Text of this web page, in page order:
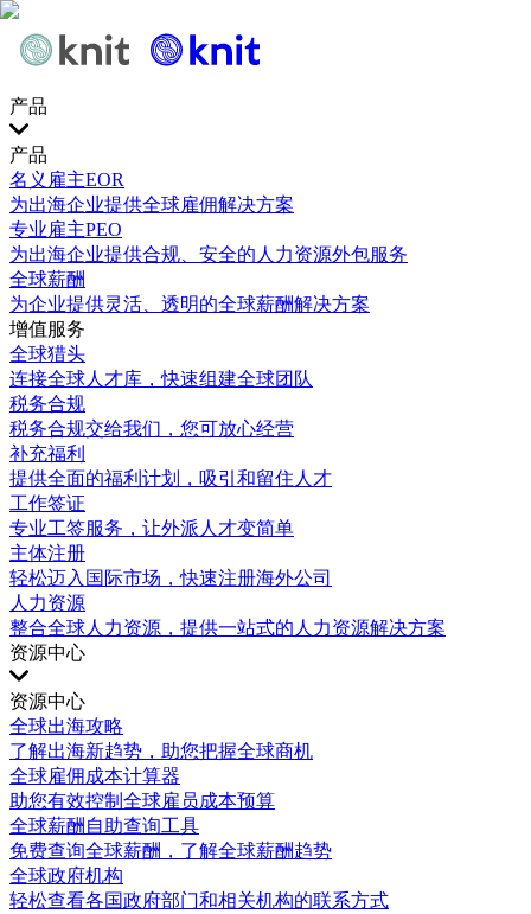
产品
产品
名义雇主EOR
为出海企业提供全球雇佣解决方案
专业雇主PEO
为出海企业提供合规、安全的人力资源外包服务
全球薪酬
为企业提供灵活、透明的全球薪酬解决方案
增值服务
全球猎头
连接全球人才库，快速组建全球团队
税务合规
税务合规交给我们，您可放心经营
补充福利
提供全面的福利计划，吸引和留住人才
工作签证
专业工签服务，让外派人才变简单
主体注册
轻松迈入国际市场，快速注册海外公司
人力资源
整合全球人力资源，提供一站式的人力资源解决方案
资源中心
资源中心
全球出海攻略
了解出海新趋势，助您把握全球商机
全球雇佣成本计算器
助您有效控制全球雇员成本预算
全球薪酬自助查询工具
免费查询全球薪酬，了解全球薪酬趋势
全球政府机构
轻松查看各国政府部门和相关机构的联系方式